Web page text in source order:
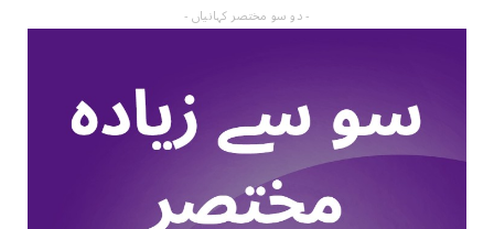
- دو سو مختصر کہانیاں -